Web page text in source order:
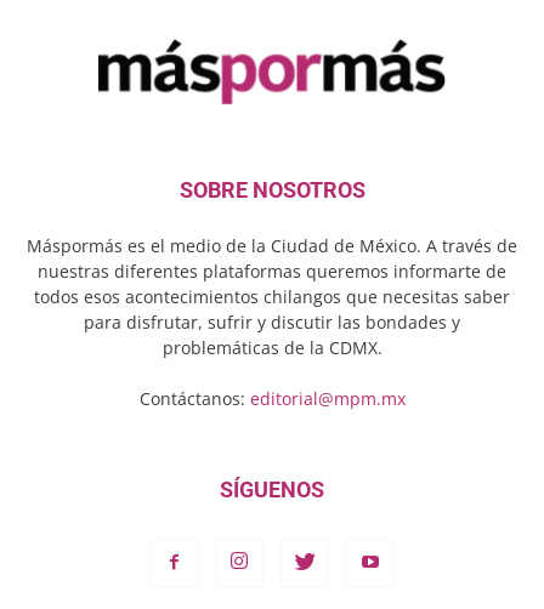
SOBRE NOSOTROS
Máspormás es el medio de la Ciudad de México. A través de
nuestras diferentes plataformas queremos informarte de
todos esos acontecimientos chilangos que necesitas saber
para disfrutar, sufrir y discutir las bondades y
problemáticas de la CDMX.
Contáctanos: editorial@mpm.mx
SÍGUENOS